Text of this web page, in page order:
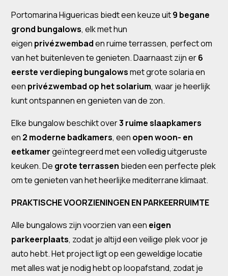
Portomarina Higuericas biedt een keuze uit9 begane
grond bungalows, elk met hun
eigen privézwembaden ruime terrassen, perfect om
van het buitenleven te genieten. Daarnaast zijn er6
eerste verdieping bungalowsmet grote solaria en
een privézwembad op het solarium, waar je heerlijk
kunt ontspannen en genieten van de zon.
Elke bungalow beschikt over3 ruime slaapkamers
en 2 moderne badkamers, een open woon- en
eetkamergeïntegreerd met een volledig uitgeruste
keuken. De grote terrassen bieden een perfecte plek
om te genieten van het heerlijke mediterrane klimaat.
PRAKTISCHE VOORZIENINGEN EN PARKEERRUIMTE
Alle bungalows zijn voorzien van een eigen
parkeerplaats, zodat je altijd een veilige plek voor je
auto hebt. Het project ligt op een geweldige locatie
met alles wat je nodig hebt op loopafstand, zodat je